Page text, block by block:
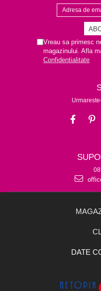
Vreau sa primesc
magazinului. Afla
Confidentialitate
DATE